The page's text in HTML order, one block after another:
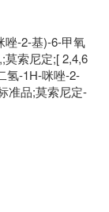
唑-2-基)-6-甲氧
莫索尼定;[ 2,4,6
氢-1H-咪唑-2-
准品;莫索尼定-